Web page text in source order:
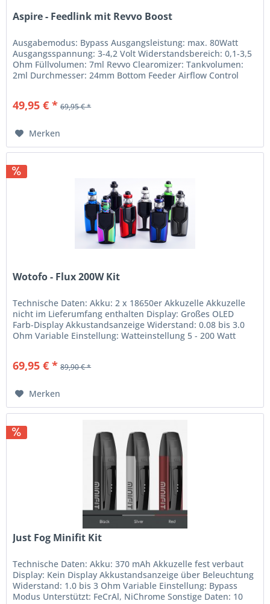
Aspire - Feedlink mit Revvo Boost
Ausgabemodus: Bypass Ausgangsleistung: max. 80Watt
Ausgangsspannung: 3-4,2 Volt Widerstandsbereich: 0,1-3,5
Ohm Füllvolumen: 7ml Revvo Clearomizer: Tankvolumen:
2ml Durchmesser: 24mm Bottom Feeder Airflow Control
49,95 € * 69,95 € *
Merken
Wotofo - Flux 200W Kit
Technische Daten: Akku: 2 x 18650er Akkuzelle Akkuzelle
nicht im Lieferumfang enthalten Display: Großes OLED
Farb-Display Akkustandsanzeige Widerstand: 0.08 bis 3.0
Ohm Variable Einstellung: Watteinstellung 5 - 200 Watt
69,95 € * 89,90 € *
Merken
Just Fog Minifit Kit
Technische Daten: Akku: 370 mAh Akkuzelle fest verbaut
Display: Kein Display Akkustandsanzeige über Beleuchtung
Widerstand: 1.0 bis 3 Ohm Variable Einstellung: Bypass
Modus Unterstützt: FeCrAl, NiChrome Sonstige Daten: 10